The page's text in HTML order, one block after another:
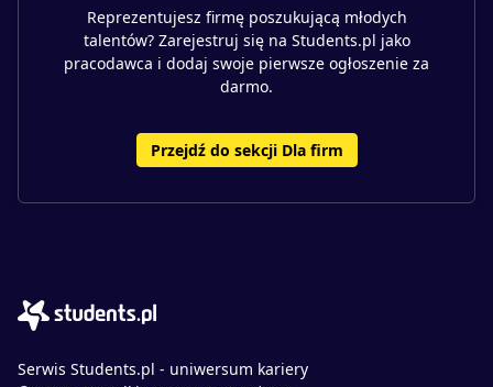
Reprezentujesz firmę poszukującą młodych
talentów? Zarejestruj się na Students.pl jako
pracodawca i dodaj swoje pierwsze ogłoszenie za
darmo.
Przejdź do sekcji Dla firm
Serwis Students.pl - uniwersum kariery